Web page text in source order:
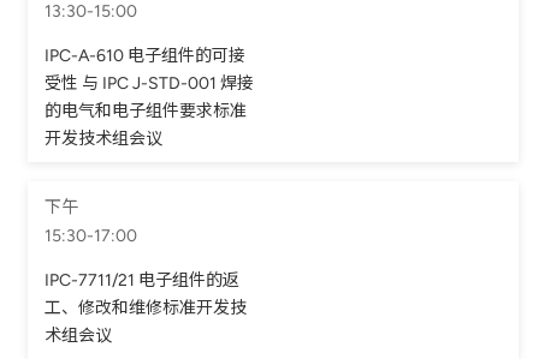
13:30-15:00
IPC-A-610 电子组件的可接
受性 与 IPC J-STD-001 焊接
的电气和电子组件要求标准
开发技术组会议
下午
15:30-17:00
IPC-7711/21 电子组件的返
工、修改和维修标准开发技
术组会议